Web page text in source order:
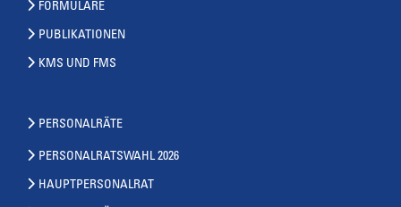
FORMULARE
PUBLIKATIONEN
KMS UND FMS
PERSONALRÄTE
PERSONALRATSWAHL 2026
HAUPTPERSONALRAT